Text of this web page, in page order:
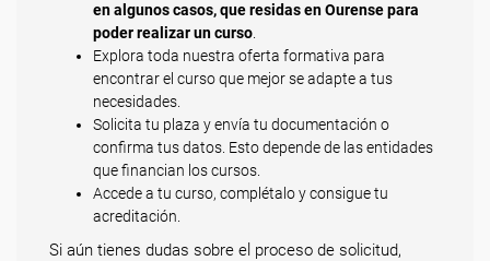
en algunos casos, que residas en Ourense para
poder realizar un curso
Explora toda nuestra oferta formativa para
encontrar el curso que mejor se adapte a tus
necesidades.
Solicita tu plaza y envía tu documentación o
confirma tus datos. Esto depende de las entidades
que financian los cursos.
Accede a tu curso, complétalo y consigue tu
acreditación.
Si aún tienes dudas sobre el proceso de solicitud,